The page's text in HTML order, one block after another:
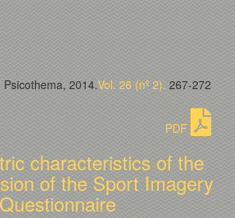
Psicothema, 2014.Vol. 26 (nº 2). 267-272
PDF
characteristics of the
of the Sport Imagery
Questionnaire